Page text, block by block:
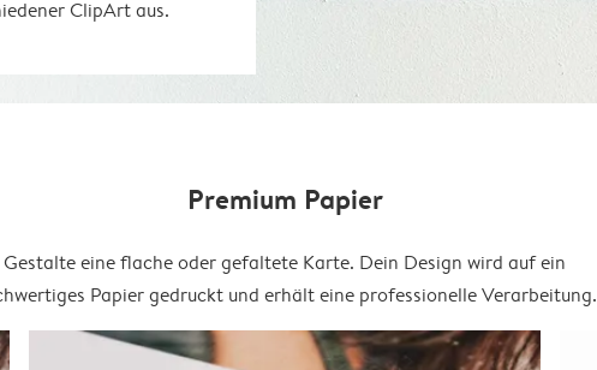
ClipArt aus.
Premium Papier
Gestalte eine flache oder gefaltete Karte. Dein Design wird auf ein
Papier gedruckt und erhält eine professionelle Verarbeitung.